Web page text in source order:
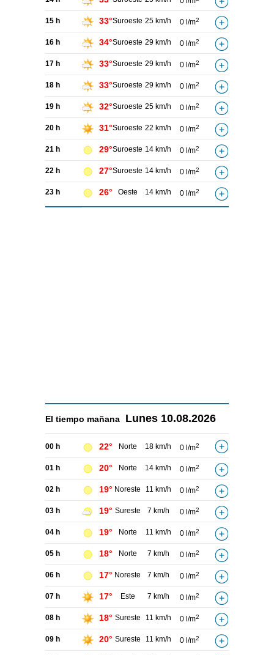
15 h 33°Suroeste 25 km/h 0 l/m2
16 h 34°Suroeste 29 km/h 0 l/m2
17 h 33°Suroeste 29 km/h 0 l/m2
18 h 33°Suroeste 29 km/h 0 l/m2
19 h 32°Suroeste 25 km/h 0 l/m2
20 h 31°Suroeste 22 km/h 0 l/m2
21 h 29°Suroeste 14 km/h 0 l/m2
22 h 27°Suroeste 14 km/h 0 l/m2
23 h 26° Oeste 14 km/h 0 l/m2
El tiempo mañana Lunes 10.08.2026
00 h 22° Norte 18 km/h 0 l/m2
01 h 20° Norte 14 km/h 0 l/m2
02 h 19° Noreste 11 km/h 0 l/m2
03 h 19° Sureste 7 km/h 0 l/m2
04 h 19° Norte 11 km/h 0 l/m2
05 h 18° Norte 7 km/h 0 l/m2
06 h 17° Noreste 7 km/h 0 l/m2
07 h 17° Este 7 km/h 0 l/m2
08 h 18° Sureste 11 km/h 0 l/m2
09 h 20° Sureste 11 km/h 0 l/m2